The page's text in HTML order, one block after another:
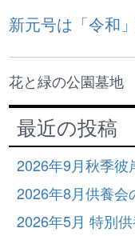
新元号は「令和
花と緑の公園墓地
最近の投稿
2026年9月秋季彼
2026年8月供養会
2026年5月 特別